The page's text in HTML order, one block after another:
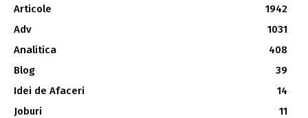
Articole
1942
Adv
1031
Analitica
408
Blog
39
Idei de Afaceri
14
Joburi
11